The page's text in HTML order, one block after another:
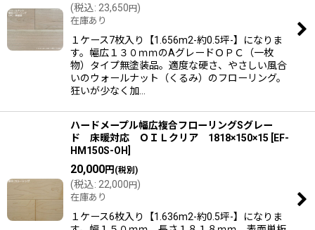
(税込: 23,650 円 )
在庫あり
１ケース7枚入り【1.656m2-約0.5坪-】になりま
す。幅広１３０ｍｍのAグレードＯＰＣ（一枚
物）タイプ無塗装品。適度な硬さ、やさしい風合
いのウォールナット（くるみ）のフローリング。
狂いが少なく加…
ハードメープル幅広複合フローリングSグレー
ド 床暖対応 ＯＩＬクリア 1818×150×15
EF-
HM150S-OH
20,000円 (税別)
(税込: 22,000 円 )
在庫あり
１ケース6枚入り【1.636m2-約0.5坪-】になりま